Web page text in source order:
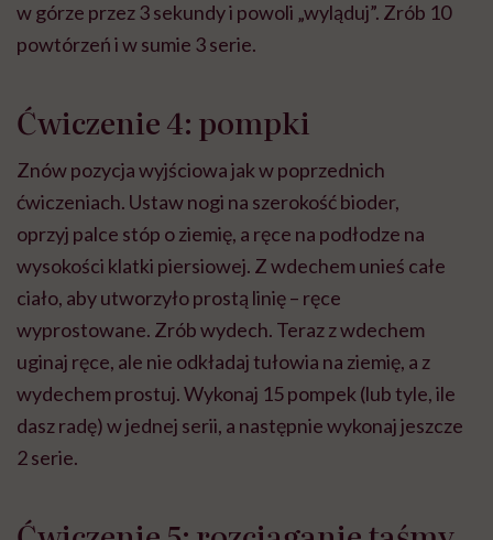
w górze przez 3 sekundy i powoli „wyląduj”. Zrób 10
powtórzeń i w sumie 3 serie.
Ćwiczenie 4: pompki
Znów pozycja wyjściowa jak w poprzednich
ćwiczeniach. Ustaw nogi na szerokość bioder,
oprzyj palce stóp o ziemię, a ręce na podłodze na
wysokości klatki piersiowej. Z wdechem unieś całe
ciało, aby utworzyło prostą linię – ręce
wyprostowane. Zrób wydech. Teraz z wdechem
uginaj ręce, ale nie odkładaj tułowia na ziemię, a z
wydechem prostuj. Wykonaj 15 pompek (lub tyle, ile
dasz radę) w jednej serii, a następnie wykonaj jeszcze
2 serie.